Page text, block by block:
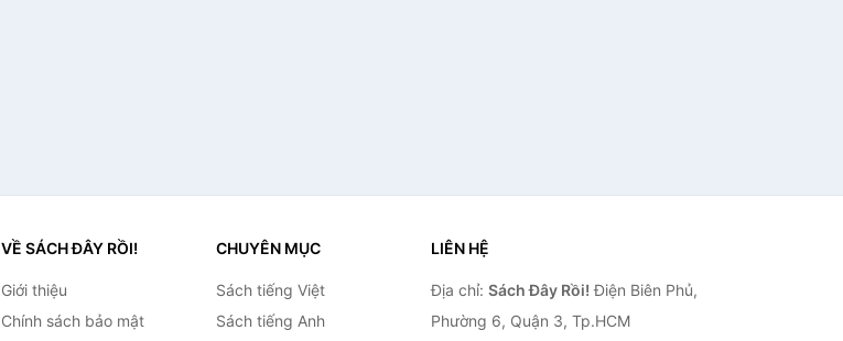
VỀ SÁCH ĐÂY RỒI!
Giới thiệu
Chính sách bảo mật
CHUYÊN MỤC
Sách tiếng Việt
Sách tiếng Anh
LIÊN HỆ
Địa chỉ: Sách Đây Rồi! Điện Biên Phủ,
Phường 6, Quận 3, Tp.HCM